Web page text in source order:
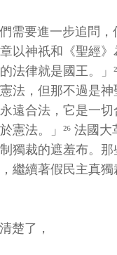
需要進一步追問，
以神祇和《聖經
法律就是國王。
法， 但那不過是
遠合法，它是一切
憲法。」²⁶ 法國
獨裁的遮羞布。 那
繼續著假民主真
楚了，